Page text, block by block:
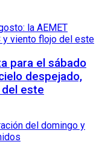
para el sábado
despejado,
del este